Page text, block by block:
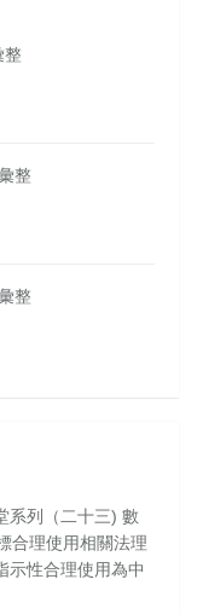
整
整
整
系列（二十三) 數
合理使用相關法理
示性合理使用為中